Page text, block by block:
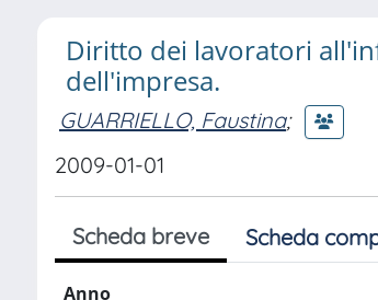
Diritto dei lavoratori
dell'impresa.
GUARRIELLO, Faustina;
2009-01-01
Scheda breve Scheda
Anno